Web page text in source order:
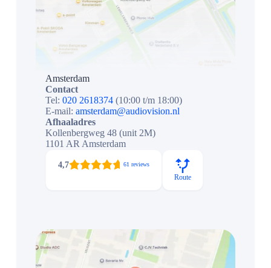
Amsterdam
Contact
Tel: 020 2618374(10:00 t/m 18:00)
E-mail: amsterdam@audiovision.nl
Afhaaladres
Kollenbergweg 48 (unit 2M)
1101 AR Amsterdam
4,7 61 reviews
Route